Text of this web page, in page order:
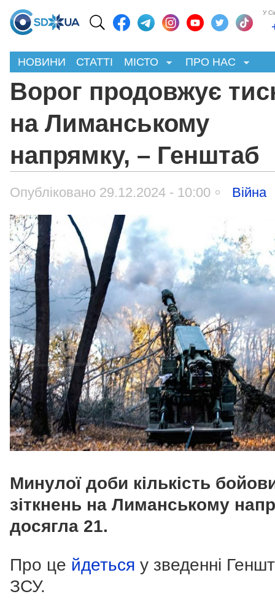
У
НОВИНИ СТАТТІ МІСТО ПРО НАС
Ворог продовжує
на Лиманському
напрямку, – Генштаб
Опубліковано 29.12.2024 - 10:00 Війна
Минулої доби кількість
зіткнень на Лиманському
досягла 21.
Про це йдеться у зведенні
ЗСУ.